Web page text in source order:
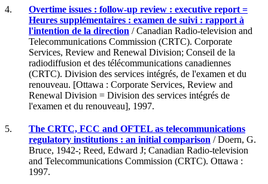
4.
Overtime issues : follow-up review : executive report =
Heures supplémentaires : examen de suivi : rapport à
l'intention de la direction / Canadian Radio-television and
Telecommunications Commission (CRTC). Corporate
Services, Review and Renewal Division; Conseil de la
radiodiffusion et des télécommunications canadiennes
(CRTC). Division des services intégrés, de l'examen et du
renouveau. [Ottawa : Corporate Services, Review and
Renewal Division = Division des services intégrés de
l'examen et du renouveau], 1997.
5.
The CRTC, FCC and OFTEL as telecommunications
regulatory institutions : an initial comparison / Doern, G.
Bruce, 1942-; Reed, Edward J; Canadian Radio-television
and Telecommunications Commission (CRTC). Ottawa :
1997.